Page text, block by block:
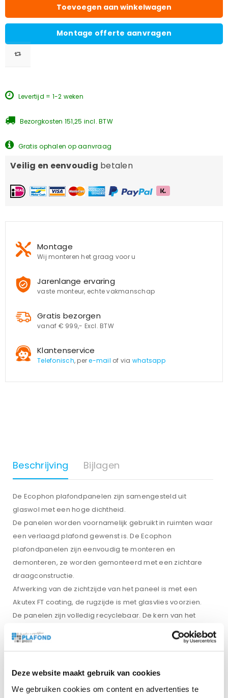
Deze website maakt gebruik van cookies
We gebruiken cookies om content en advertenties te
Toevoegen aan winkelwagen
Montage offerte aanvragen
Levertijd = 1-2 weken
Bezorgkosten 151,25 incl. BTW
Gratis ophalen op aanvraag
Veilig en eenvoudig betalen
Montage
Wij monteren het graag voor u
Jarenlange ervaring
vaste monteur, echte vakmanschap
Gratis bezorgen
vanaf € 999,- Excl. BTW
Klantenservice
Telefonisch, pere-mail of via whatsapp
Beschrijving Bijlagen
De Ecophon plafondpanelen zijn samengesteld uit
glaswol met een hoge dichtheid.
De panelen worden voornamelijk gebruikt in ruimten waar
een verlaagd plafond gewenst is. De Ecophon
plafondpanelen zijn eenvoudig te monteren en
demonteren, ze worden gemonteerd met een zichtare
draagconstructie.
Afwerking van de zichtzijde van het paneel is met een
Akutex FT coating, de rugzijde is met glasvlies voorzien.
De panelen zijn volledig recyclebaar. De kern van het
glaswol waaruit de panelen bestaat is getest, deze is
gekwalificeerd als onbrandbaar. De panelen zijn bijna
vochtbestendigheid tot 95% bij 30 graden Celcius.